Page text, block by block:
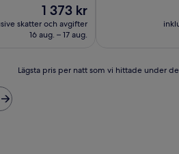
Priset
1 373 kr
1 373 kr
skatter och avgifter
16 aug. – 17 aug.
Lägsta pris per natt som vi hittade under